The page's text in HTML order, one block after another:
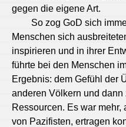
gegen die eigene Art.
So zog GoD sich
Menschen sich
inspirieren und in ihrer
führte bei den Menschen
Ergebnis: dem Gefühl der
anderen Völkern und dann
Ressourcen. Es war
von Pazifisten, ertragen